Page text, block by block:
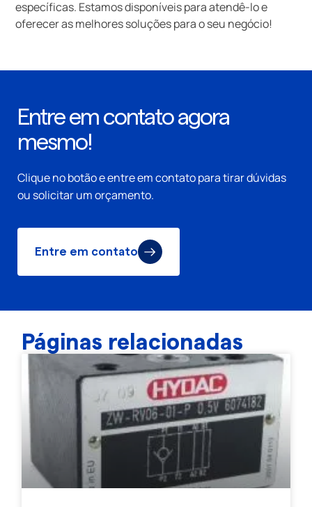
específicas. Estamos disponíveis para atendê-lo e
oferecer as melhores soluções para o seu negócio!
Entre em contato agora
mesmo!
Clique no botão e entre em contato para tirar dúvidas
ou solicitar um orçamento.
Entre em contato
Páginas relacionadas